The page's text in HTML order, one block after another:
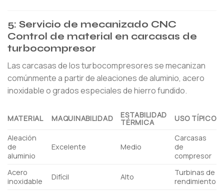
5: Servicio de mecanizado CNC
Control de material en carcasas de
turbocompresor
Las carcasas de los turbocompresores se mecanizan
comúnmente a partir de aleaciones de aluminio, acero
inoxidable o grados especiales de hierro fundido.
MATERIAL MAQUINABILIDAD ESTABILIDAD
TÉRMICA USO TÍPICO
Aleación
de
aluminio
Excelente Medio
Carcasas
de
compresor
Acero
inoxidable
Difícil Alto
Turbinas de
rendimiento